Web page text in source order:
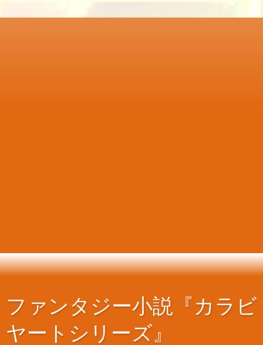
ファンタジー小説『カラビ
ヤートシリーズ』